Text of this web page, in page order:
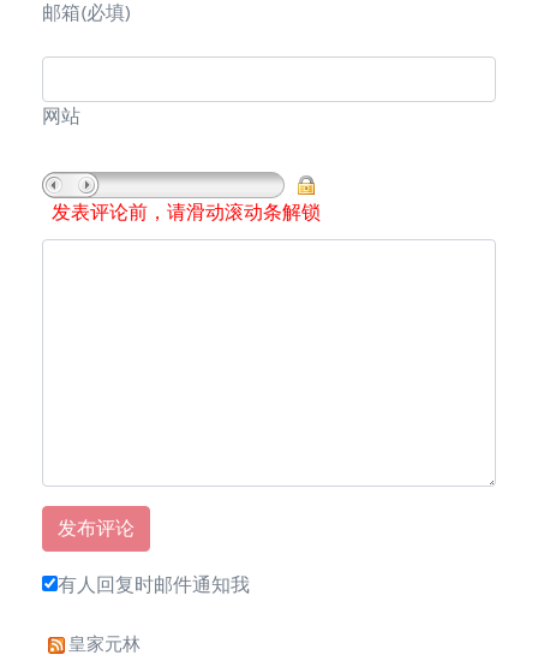
邮箱(必填)
网站
发表评论前，请滑动滚动条解锁
有人回复时邮件通知我
皇家元林